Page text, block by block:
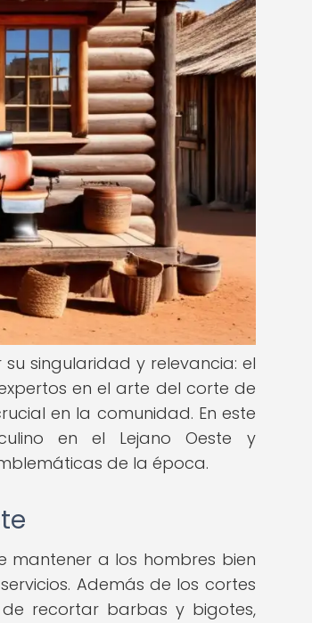
singularidad y relevancia: el
en el arte del corte de
en la comunidad. En este
en el Lejano Oeste y
de la época.
mantener a los hombres bien
Además de los cortes
recortar barbas y bigotes,